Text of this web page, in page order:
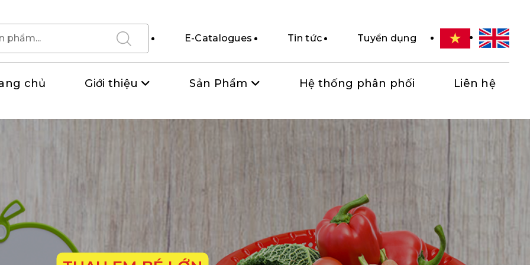
E-Catalogues Tin tức Tuyển dụng
chủ Giới thiệu Sản Phẩm Hệ thống phân phối Liên hệ